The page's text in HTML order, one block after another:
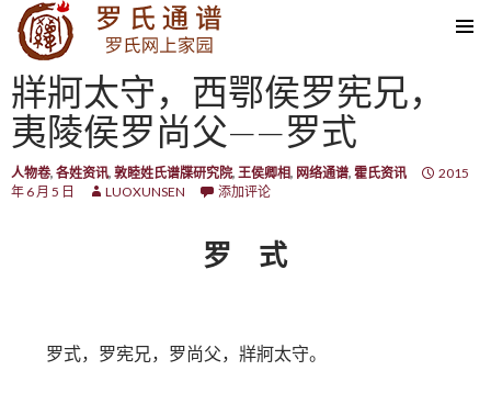
SKIP TO CONTENT
牂牁太守，西鄂侯罗宪兄，
夷陵侯罗尚父——罗式
人物卷, 各姓资讯, 敦睦姓氏谱牒研究院, 王侯卿相, 网络通谱, 霍氏资讯
2015
年 6 月 5 日
LUOXUNSEN 添加评论
罗 式
罗式，罗宪兄，罗尚父，牂牁太守。